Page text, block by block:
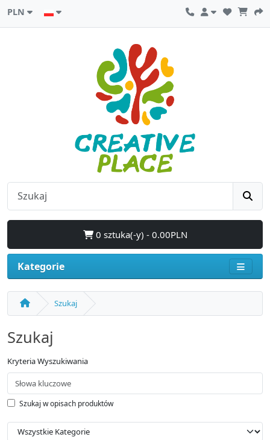
PLN
0 sztuka(-y) - 0.00PLN
Kategorie
Szukaj
Szukaj
Kryteria Wyszukiwania
Szukaj w opisach produktów